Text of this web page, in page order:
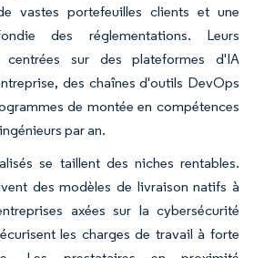
vastes portefeuilles clients et une
des réglementations. Leurs
centrées sur des plateformes d'IA
des chaînes d'outils DevOps
de montée en compétences
par an.
se taillent des niches rentables.
des modèles de livraison natifs à
axées sur la cybersécurité
les charges de travail à forte